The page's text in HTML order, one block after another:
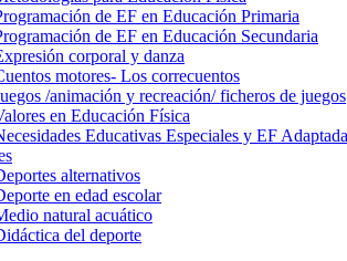
de EF en Educación Primaria
de EF en Educación Secundaria
corporal y danza
motores- Los correcuentos
/animación y recreación/ ficheros de juegos
en Educación Física
Educativas Especiales y EF Adaptada
alternativos
en edad escolar
natural acuático
del deporte